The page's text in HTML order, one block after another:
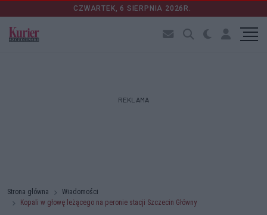
CZWARTEK, 6 SIERPNIA 2026R.
REKLAMA
Strona główna
Wiadomości
Kopali w głowę leżącego na peronie stacji Szczecin Główny